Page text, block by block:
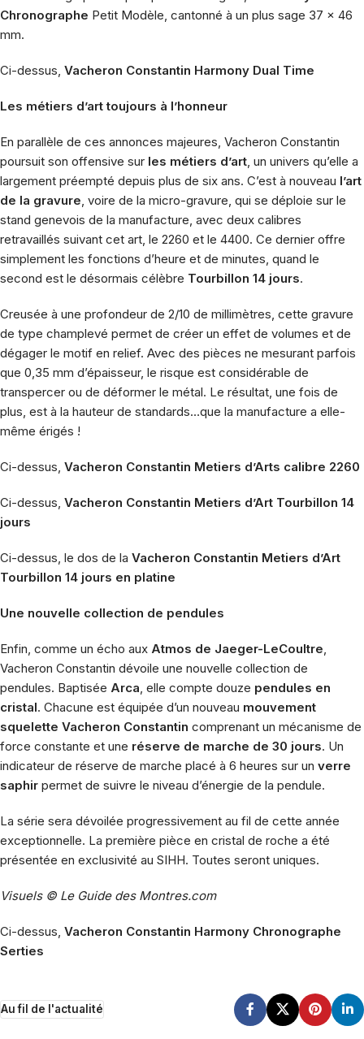
Chronographe Petit Modèle, cantonné à un plus sage 37 x 46
mm.
Ci-dessus, Vacheron Constantin Harmony Dual Time
Les métiers d’art toujours à l’honneur
En parallèle de ces annonces majeures, Vacheron Constantin
poursuit son offensive sur les métiers d’art , un univers qu’elle a
largement préempté depuis plus de six ans. C’est à nouveau l’art
de la gravure , voire de la micro-gravure, qui se déploie sur le
stand genevois de la manufacture, avec deux calibres
retravaillés suivant cet art, le 2260 et le 4400. Ce dernier offre
simplement les fonctions d’heure et de minutes, quand le
second est le désormais célèbre Tourbillon 14 jours.
Creusée à une profondeur de 2/10 de millimètres, cette gravure
de type champlevé permet de créer un effet de volumes et de
dégager le motif en relief. Avec des pièces ne mesurant parfois
que 0,35 mm d’épaisseur, le risque est considérable de
transpercer ou de déformer le métal. Le résultat, une fois de
plus, est à la hauteur de standards…que la manufacture a elle-
même érigés !
Ci-dessus, Vacheron Constantin Metiers d’Arts calibre 2260
Ci-dessus, Vacheron Constantin Metiers d’Art Tourbillon 14
jours
Ci-dessus, le dos de la Vacheron Constantin Metiers d’Art
Tourbillon 14 jours en platine
Une nouvelle collection de pendules
Enfin, comme un écho aux Atmos de Jaeger-LeCoultre
Vacheron Constantin dévoile une nouvelle collection de
pendules. Baptisée Arca , elle compte douze pendules en
cristal. Chacune est équipée d’un nouveau mouvement
squelette Vacheron Constantin comprenant un mécanisme de
force constante et une réserve de marche de 30 jours. Un
indicateur de réserve de marche placé à 6 heures sur un verre
saphir permet de suivre le niveau d’énergie de la pendule.
La série sera dévoilée progressivement au fil de cette année
exceptionnelle. La première pièce en cristal de roche a été
présentée en exclusivité au SIHH. Toutes seront uniques.
Visuels © Le Guide des Montres.com
Ci-dessus, Vacheron Constantin Harmony Chronographe
Serties
Au fil de l'actualité